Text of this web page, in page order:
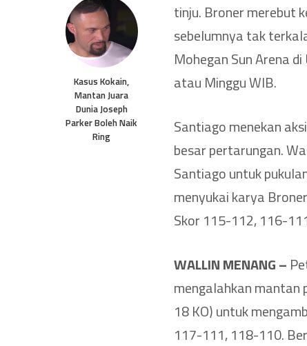
Kasus Kokain,
Mantan Juara
Dunia Joseph
Parker Boleh Naik
Ring
tinju. Broner merebut
sebelumnya tak
Mohegan Sun Arena
atau Minggu WIB.
Santiago menekan
besar pertarungan.
Santiago untuk
menyukai karya
Skor 115-112, 116-
WALLIN MENANG –
mengalahkan mantan
18 KO) untuk
117-111, 118-110.